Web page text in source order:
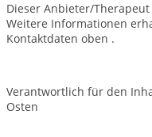
Dieser Anbieter/
Weitere Informationen
Kontaktdaten oben .
Verantwortlich für den
Osten